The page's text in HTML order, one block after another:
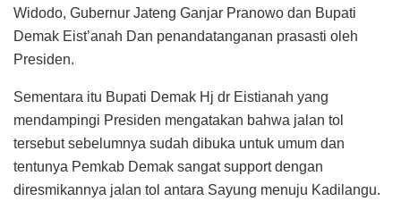
Widodo, Gubernur Jateng Ganjar Pranowo dan Bupati
Demak Eist’anah Dan penandatanganan prasasti oleh
Presiden.
Sementara itu Bupati Demak Hj dr Eistianah yang
mendampingi Presiden mengatakan bahwa jalan tol
tersebut sebelumnya sudah dibuka untuk umum dan
tentunya Pemkab Demak sangat support dengan
diresmikannya jalan tol antara Sayung menuju Kadilangu.